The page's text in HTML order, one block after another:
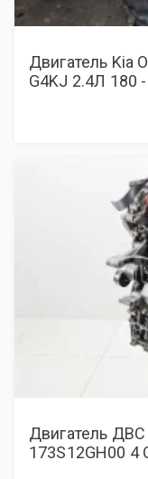
Двигатель Kia
G4KJ 2.4Л 180
Двигатель ДВС
173S12GH00 4